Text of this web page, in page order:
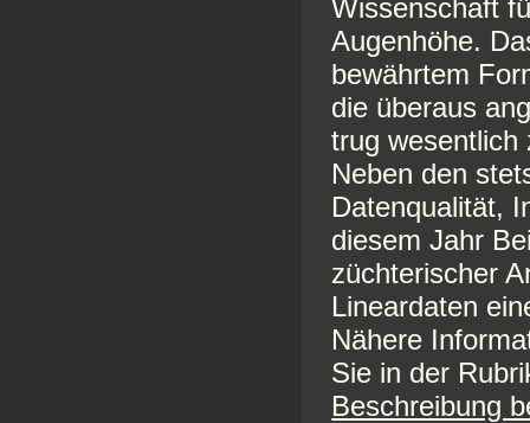
Wissenschaft
Augenhöhe.
bewährtem
die überaus
trug wesentlich
Neben den
Datenqualität,
diesem Jahr
züchterischer
Lineardaten
Nähere
Sie in der
Beschreibung